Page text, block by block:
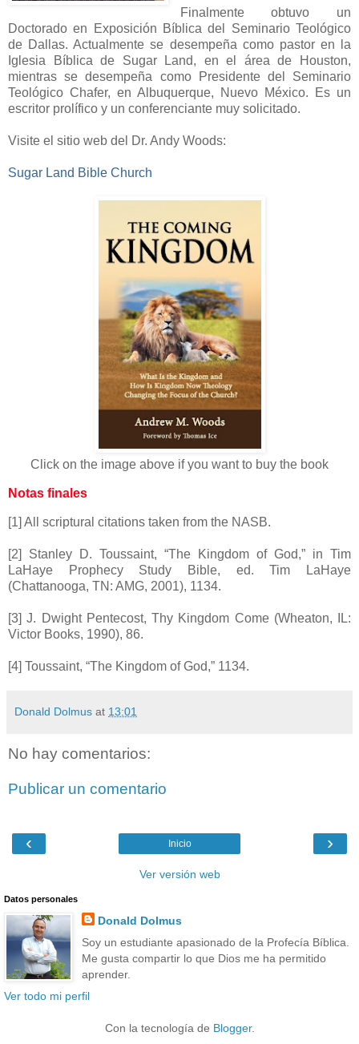
Finalmente obtuvo un
Doctorado en Exposición Bíblica del Seminario Teológico
de Dallas. Actualmente se desempeña como pastor en la
Iglesia Bíblica de Sugar Land, en el área de Houston,
mientras se desempeña como Presidente del Seminario
Teológico Chafer, en Albuquerque, Nuevo México. Es un
escritor prolífico y un conferenciante muy solicitado.
Visite el sitio web del Dr. Andy Woods:
Sugar Land Bible Church
Click on the image above if you want to buy the book
Notas finales
[1] All scriptural citations taken from the NASB.
[2] Stanley D. Toussaint, “The Kingdom of God,” in Tim
LaHaye Prophecy Study Bible, ed. Tim LaHaye
(Chattanooga, TN: AMG, 2001), 1134.
[3] J. Dwight Pentecost, Thy Kingdom Come (Wheaton, IL:
Victor Books, 1990), 86.
[4] Toussaint, “The Kingdom of God,” 1134.
Donald Dolmus at 13:01
No hay comentarios:
Publicar un comentario
‹ ›
Inicio
Ver versión web
Datos personales
Donald Dolmus
Soy un estudiante apasionado de la Profecía Bíblica.
Me gusta compartir lo que Dios me ha permitido
aprender.
Ver todo mi perfil
Con la tecnología de Blogger.